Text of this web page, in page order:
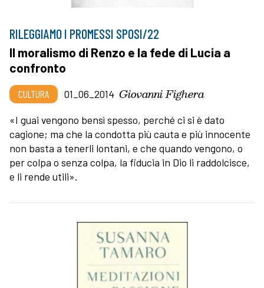
RILEGGIAMO I PROMESSI SPOSI/22
Il moralismo di Renzo e la fede di Lucia a
confronto
CULTURA 01_06_2014 Giovanni Fighera
«I guai vengono bensì spesso, perché ci si è dato
cagione; ma che la condotta più cauta e più innocente
non basta a tenerli lontani, e che quando vengono, o
per colpa o senza colpa, la fiducia in Dio li raddolcisce,
e li rende utili».